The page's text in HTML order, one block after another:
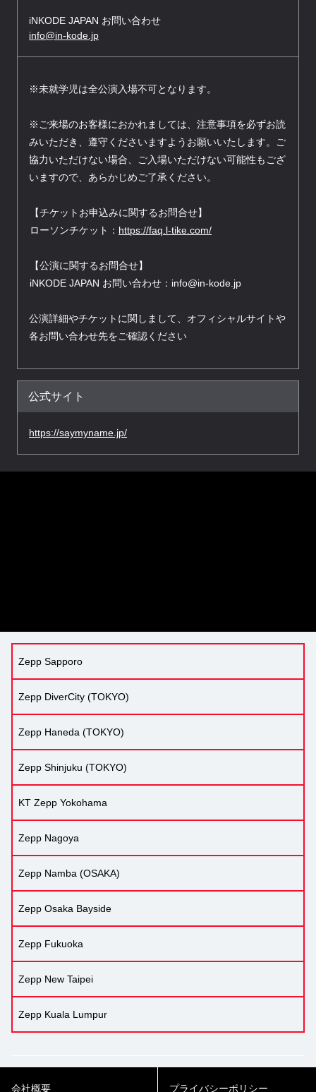
iNKODE JAPAN お問い合わせ
info@in-kode.jp
※未就学児は全公演入場不可となります。
※ご来場のお客様におかれましては、注意事項を必ずお読
みいただき、遵守くださいますようお願いいたします。ご
協力いただけない場合、ご入場いただけない可能性もござ
いますので、あらかじめご了承ください。
【チケットお申込みに関するお問合せ】
ローソンチケット： https://faq.l-tike.com/
【公演に関するお問合せ】
iNKODE JAPAN お問い合わせ： info@in-kode.jp
公演詳細やチケットに関しまして、オフィシャルサイトや
各お問い合わせ先をご確認ください
公式サイト
https://saymyname.jp/
Zepp Sapporo
Zepp DiverCity (TOKYO)
Zepp Haneda (TOKYO)
Zepp Shinjuku (TOKYO)
KT Zepp Yokohama
Zepp Nagoya
Zepp Namba (OSAKA)
Zepp Osaka Bayside
Zepp Fukuoka
Zepp New Taipei
Zepp Kuala Lumpur
会社概要 プライバシーポリシー